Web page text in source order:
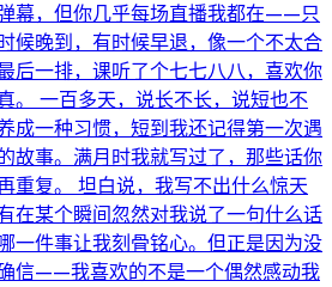
幕，但你几乎每场直播我都在——只
候晚到，有时候早退，像一个不太合
后一排，课听了个七七八八，喜欢你
。 一百多天，说长不长，说短也不
成一种习惯，短到我还记得第一次遇
故事。满月时我就写过了，那些话你
重复。 坦白说，我写不出什么惊天
在某个瞬间忽然对我说了一句什么话
一件事让我刻骨铭心。但正是因为没
信——我喜欢的不是一个偶然感动我